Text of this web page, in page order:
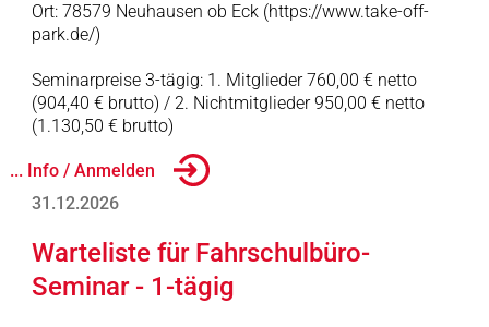
Ort: 78579 Neuhausen ob Eck (https://www.take-off-
park.de/)
Seminarpreise 3-tägig: 1. Mitglieder 760,00 € netto
(904,40 € brutto) / 2. Nichtmitglieder 950,00 € netto
(1.130,50 € brutto)
... Info / Anmelden
31.12.2026
Warteliste für Fahrschulbüro-
Seminar - 1-tägig